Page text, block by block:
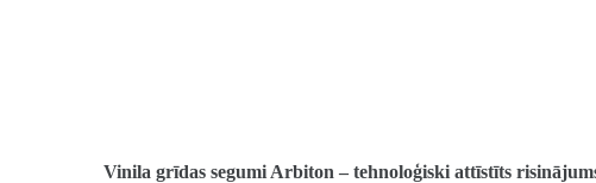
Vinila grīdas segumi Arbiton – tehnoloģiski attīstīts